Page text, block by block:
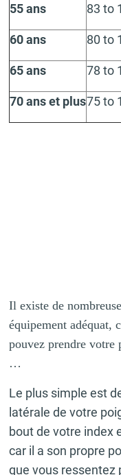
55 ans 83 to
60 ans 80 to
65 ans 78 to
70 ans et plus75 to
Il existe de
équipement adéquat,
pouvez prendre votre
…
Le plus simple est
latérale de votre
bout de votre index
car il a son propre
que vous ressentez